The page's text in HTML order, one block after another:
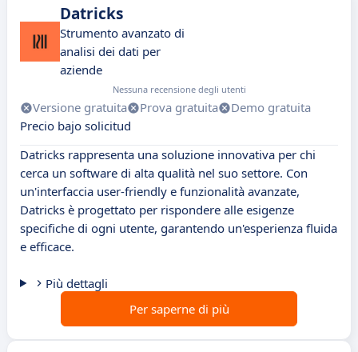
Datricks
Strumento avanzato di
analisi dei dati per
aziende
Nessuna recensione degli utenti
Versione gratuita Prova gratuita
Demo gratuita
Precio bajo solicitud
Datricks rappresenta una soluzione innovativa per chi
cerca un software di alta qualità nel suo settore. Con
un'interfaccia user-friendly e funzionalità avanzate,
Datricks è progettato per rispondere alle esigenze
specifiche di ogni utente, garantendo un'esperienza fluida
e efficace.
Più dettagli
Per saperne di più